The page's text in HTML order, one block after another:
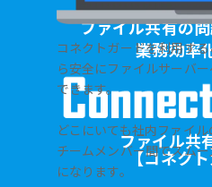
製品・サービス>ファイル共有サーバ
ファイル共有の
業務効率
ファイル共
【コネク
コネクトガードを利用す
ら安全にファイルサーバ
できます。
どこにいても社内ファイ
チームメンバー間でスム
になります。